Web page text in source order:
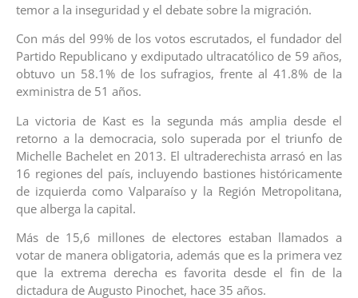
temor a la inseguridad y el debate sobre la migración.
Con más del 99% de los votos escrutados, el fundador del
Partido Republicano y exdiputado ultracatólico de 59 años,
obtuvo un 58.1% de los sufragios, frente al 41.8% de la
exministra de 51 años.
La victoria de Kast es la segunda más amplia desde el
retorno a la democracia, solo superada por el triunfo de
Michelle Bachelet en 2013. El ultraderechista arrasó en las
16 regiones del país, incluyendo bastiones históricamente
de izquierda como Valparaíso y la Región Metropolitana,
que alberga la capital.
Más de 15,6 millones de electores estaban llamados a
votar de manera obligatoria, además que es la primera vez
que la extrema derecha es favorita desde el fin de la
dictadura de Augusto Pinochet, hace 35 años.